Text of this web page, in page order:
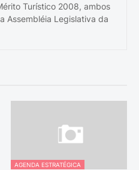
Turístico 2008, ambos
Assembléia Legislativa da
AGENDA ESTRATÉGICA